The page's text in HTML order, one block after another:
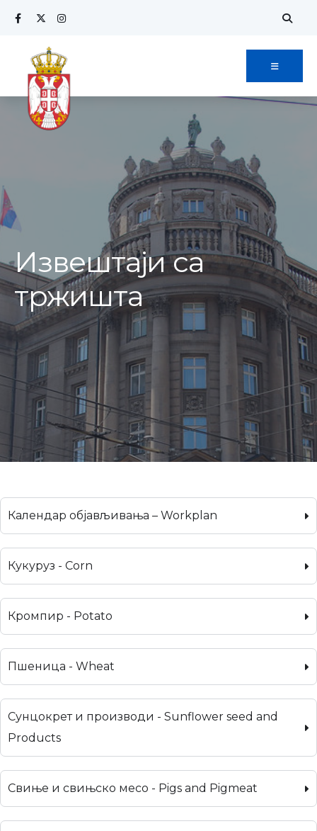
Извештаји са
тржишта
Календар објављивања – Workplan
Кукуруз - Corn
Кромпир - Potato
Пшеница - Wheat
Сунцокрет и производи - Sunflower seed and
Products
Свиње и свињско месо - Pigs and Pigmeat